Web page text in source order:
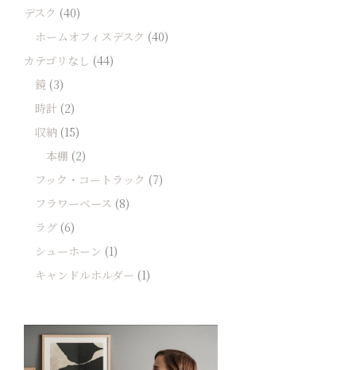
デスク (40)
ホームオフィスデスク (40)
カテゴリなし (44)
鏡 (3)
時計 (2)
収納 (15)
本棚 (2)
フック・コートラック (7)
フラワーベース (8)
ラグ (6)
シューホーン (1)
キャンドルホルダー (1)